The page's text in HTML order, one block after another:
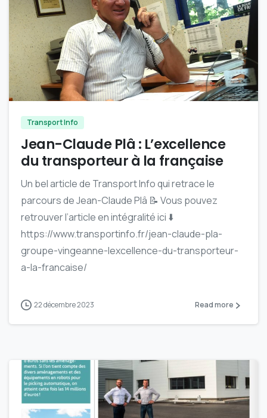
-
Transport Info
Jean-Claude Plâ : L’excellence
du transporteur à la française
Un bel article de Transport Info qui retrace le
parcours de Jean-Claude Plâ 📝 Vous pouvez
retrouver l’article en intégralité ici ⬇️
https://www.transportinfo.fr/jean-claude-pla-
groupe-vingeanne-lexcellence-du-transporteur-
a-la-francaise/
22 décembre 2023 Read more